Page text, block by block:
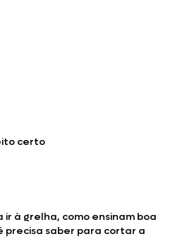
certo
à grelha, como ensinam boa
precisa saber para cortar a